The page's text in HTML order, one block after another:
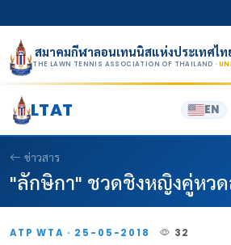
สมาคมกีฬาลอนเทนนิสแห่งประเทศไ
THE LAWN TENNIS ASSOCIATION OF THAILAND ·
LTAT EN
ข่าวสาร
"ลักษิกา" ชวดชิงหญิงคู่หว
ATP WTA · 25-05-2018 32